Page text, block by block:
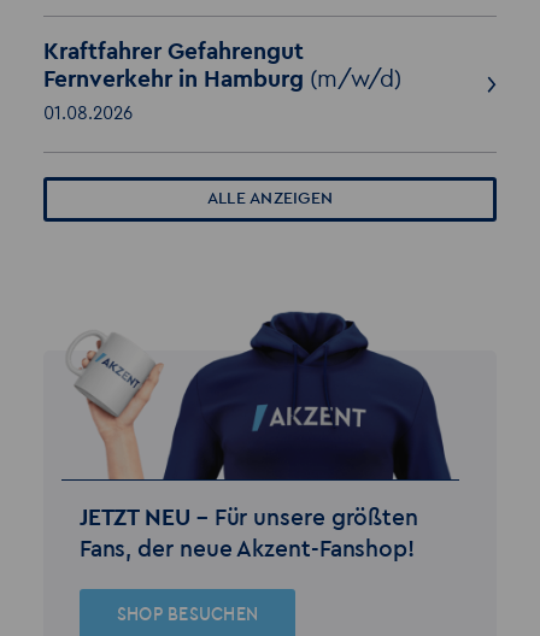
Kraftfahrer Gefahrengut
Fernverkehr in Hamburg (m/w/d)
01.08.2026
ALLE ANZEIGEN
JETZT NEU – Für unsere größten
Fans, der neue Akzent-Fanshop!
SHOP BESUCHEN